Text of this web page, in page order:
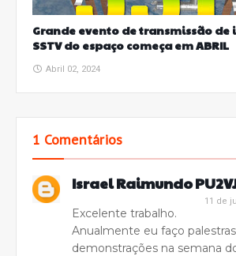
Grande evento de transmissão de
SSTV do espaço começa em ABRIL
Abril 02, 2024
1 Comentários
Israel Raimundo
11 de
Excelente trabalho.
Anualmente eu faço
demonstrações na semana